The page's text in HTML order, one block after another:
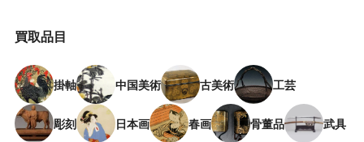
買取品目
掛軸 中国美術 古美術 工芸
彫刻 日本画 春画 骨董品 武具